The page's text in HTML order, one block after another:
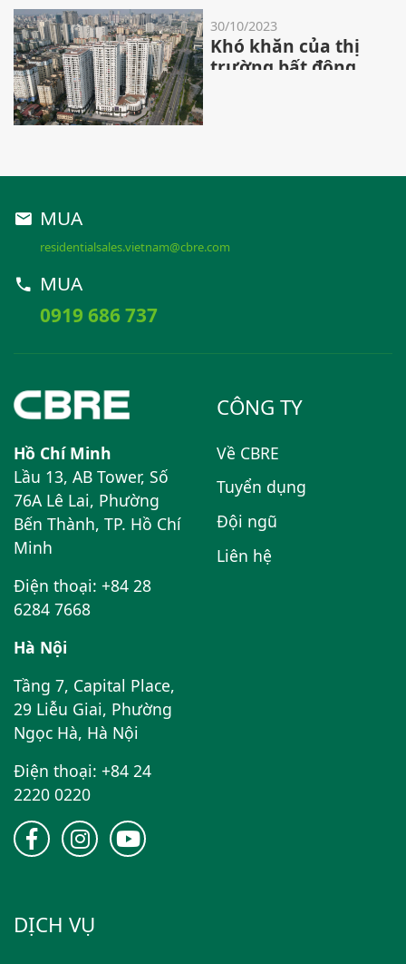
30/10/2023
Khó khăn của thị
trường bất động
MUA
residentialsales.vietnam@cbre.com
MUA
0919 686 737
Hồ Chí Minh
Lầu 13, AB Tower, Số
76A Lê Lai, Phường
Bến Thành, TP. Hồ Chí
Minh
Điện thoại: +84 28
6284 7668
Hà Nội
Tầng 7, Capital Place,
29 Liễu Giai, Phường
Ngọc Hà, Hà Nội
Điện thoại: +84 24
2220 0220
CÔNG TY
Về CBRE
Tuyển dụng
Đội ngũ
Liên hệ
DỊCH VỤ